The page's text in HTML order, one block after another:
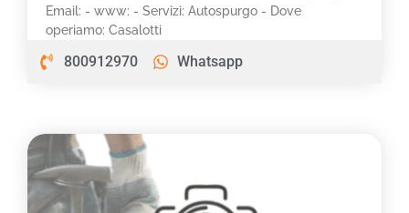
Email: - www: - Servizi: Autospurgo - Dove
operiamo: Casalotti
800912970 Whatsapp